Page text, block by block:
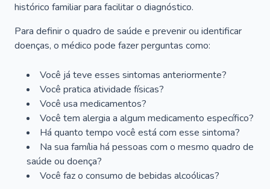
histórico familiar para facilitar o diagnóstico.
Para definir o quadro de saúde e prevenir ou identificar
doenças, o médico pode fazer perguntas como:
Você já teve esses sintomas anteriormente?
Você pratica atividade físicas?
Você usa medicamentos?
Você tem alergia a algum medicamento específico?
Há quanto tempo você está com esse sintoma?
Na sua família há pessoas com o mesmo quadro de
saúde ou doença?
Você faz o consumo de bebidas alcoólicas?